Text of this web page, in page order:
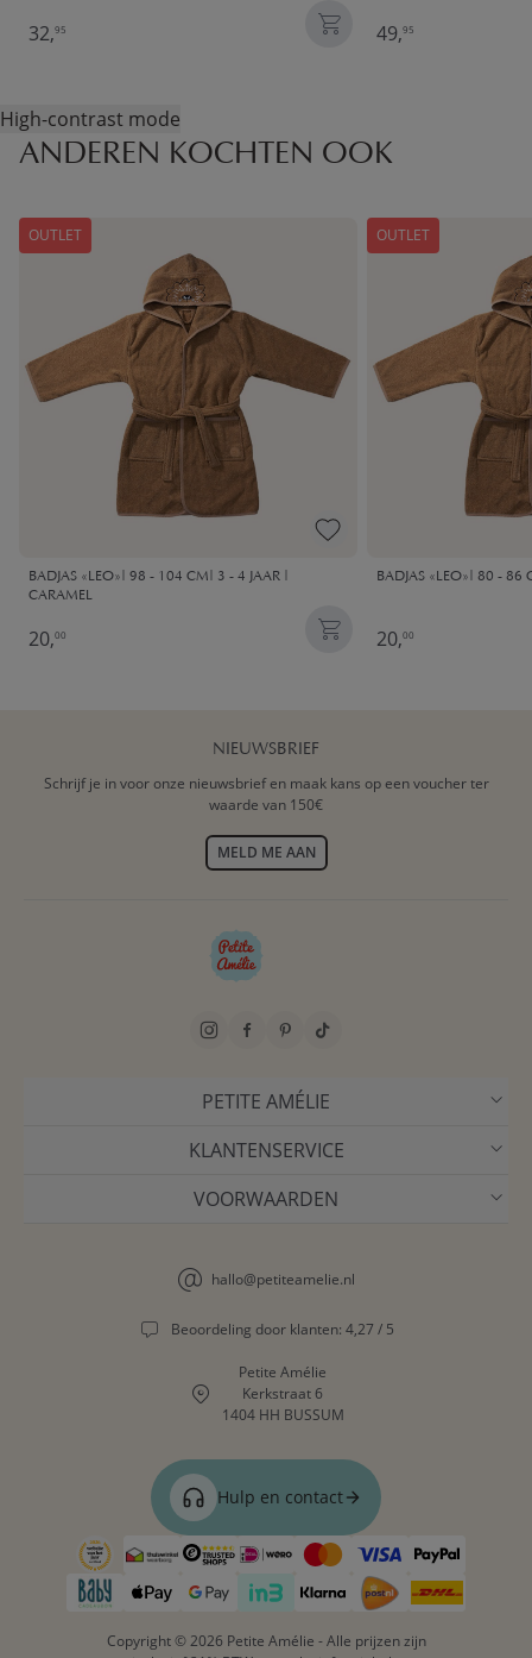
32,95 49,95
High-contrast mode
ANDEREN KOCHTEN OOK
OUTLET
BADJAS «LEO»| 98 - 104 CM| 3 - 4 JAAR |
CARAMEL
20,00
OUTLET
BADJAS «LEO»| 80 - 86
20,00
NIEUWSBRIEF
Schrijf je in voor onze nieuwsbrief en maak kans op een voucher ter
waarde van 150€
MELD ME AAN
PETITE AMÉLIE
KLANTENSERVICE
VOORWAARDEN
hallo@petiteamelie.nl
Beoordeling door klanten: 4,27 / 5
Petite Amélie
Kerkstraat 6
1404 HH BUSSUM
Hulp en contact
Copyright © 2026 Petite Amélie - Alle prijzen zijn